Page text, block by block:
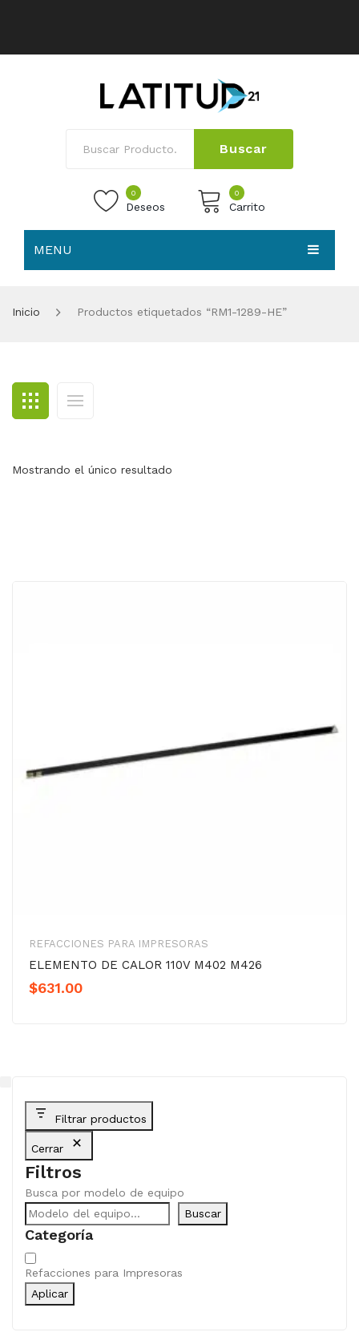
Buscar
0
Deseos
0
Carrito
MENU
BLOG
CONTACTO
Inicio Productos etiquetados “RM1-1289-HE”
Mostrando el único resultado
REFACCIONES PARA IMPRESORAS
ELEMENTO DE CALOR 110V M402 M426
$631.00
Filtrar productos
Cerrar
Filtros
Busca por modelo de equipo
Buscar
Categoría
Categoría
Refacciones para Impresoras
Aplicar